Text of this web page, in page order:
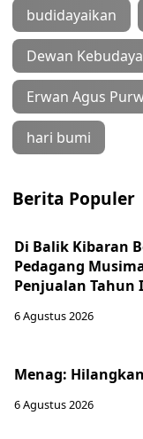
budidayaikan
Dewan
Erwan Agus
hari bumi
Berita Populer
Di Balik Kibaran
Pedagang
Penjualan Tahun
6 Agustus 2026
Menag:
6 Agustus 2026